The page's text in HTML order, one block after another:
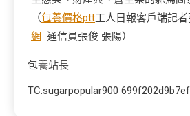
（包養價格ptt工人日報客戶端記
網 通信員張俊 張陽）
包養站長
TC:sugarpopular900